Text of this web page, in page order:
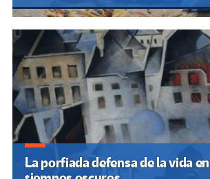
La porfiada defensa de la vida en